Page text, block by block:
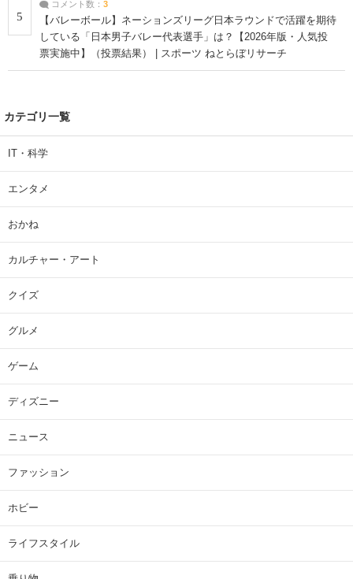
5
コメント数： 3
【バレーボール】ネーションズリーグ日本ラウンドで活躍を期待
している「日本男子バレー代表選手」は？【2026年版・人気投
票実施中】（投票結果） | スポーツ ねとらぼリサーチ
カテゴリ一覧
IT・科学
エンタメ
おかね
カルチャー・アート
クイズ
グルメ
ゲーム
ディズニー
ニュース
ファッション
ホビー
ライフスタイル